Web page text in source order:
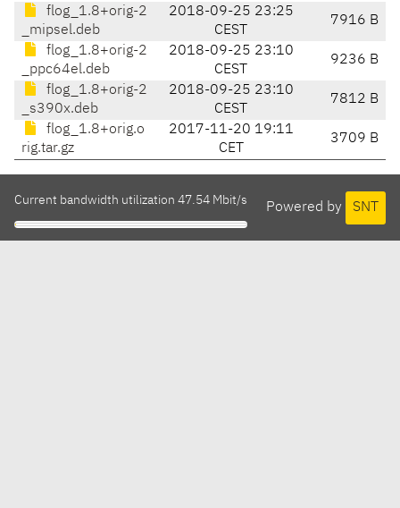
flog_1.8+orig-2
_mipsel.deb
2018-09-25 23:25
CEST
7916 B
flog_1.8+orig-2
_ppc64el.deb
2018-09-25 23:10
CEST
9236 B
flog_1.8+orig-2
_s390x.deb
2018-09-25 23:10
CEST
7812 B
flog_1.8+orig.o
rig.tar.gz
2017-11-20 19:11
CET
3709 B
Powered by SNT
Current bandwidth utilization 47.54 Mbit/s